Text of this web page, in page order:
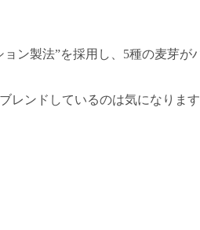
ン製法”を採用し、5種の麦芽
レンドしているのは気になりま